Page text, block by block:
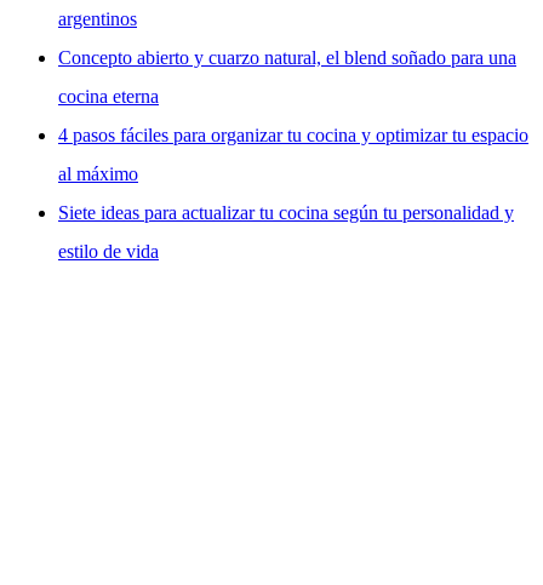
argentinos
Concepto abierto y cuarzo natural, el blend soñado para una
cocina eterna
4 pasos fáciles para organizar tu cocina y optimizar tu espacio
al máximo
Siete ideas para actualizar tu cocina según tu personalidad y
estilo de vida